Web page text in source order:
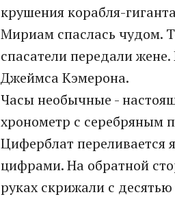
крушения корабля-
Мириам спаслась чудом.
спасатели передали
Джеймса Кэмерона.
Часы необычные -
хронометр с серебряным
Циферблат переливается
цифрами. На обратной
руках скрижали с